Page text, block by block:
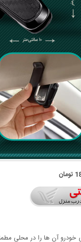
آن ها را در محلی